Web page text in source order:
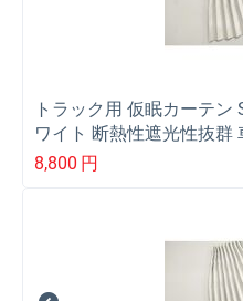
トラック用 仮眠カーテン
ワイト 断熱性遮光性抜群
8,800 円